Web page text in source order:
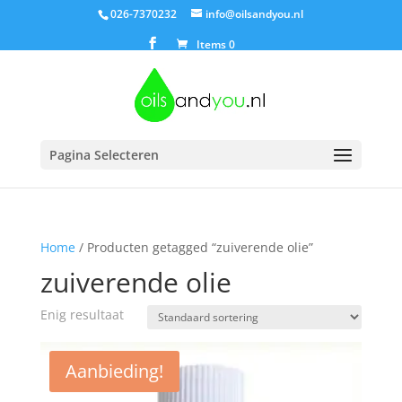
026-7370232
info@oilsandyou.nl
Items 0
Pagina Selecteren
Home/ Producten getagged “zuiverende olie”
zuiverende olie
Enig resultaat
Aanbieding!